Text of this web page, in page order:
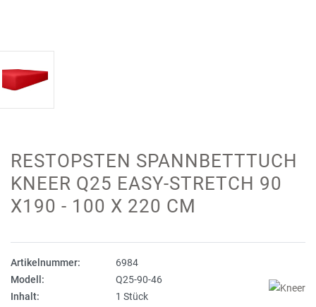
RESTOPSTEN SPANNBETTTUCH
KNEER Q25 EASY-STRETCH 90
X190 - 100 X 220 CM
Artikelnummer:
6984
Modell:
Q25-90-46
Inhalt:
1 Stück